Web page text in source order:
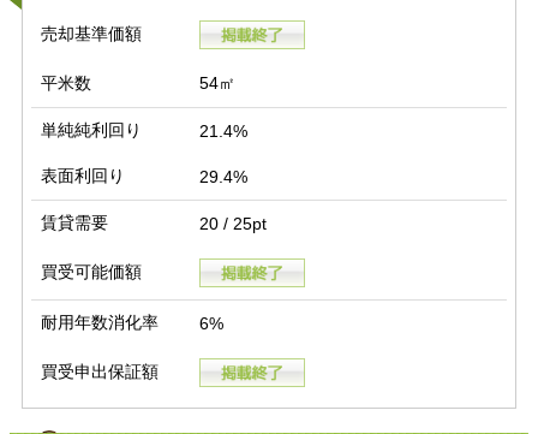
売却基準価額
平米数 54㎡
単純純利回り 21.4%
表面利回り 29.4%
賃貸需要 20 / 25pt
買受可能価額
耐用年数消化率 6%
買受申出保証額